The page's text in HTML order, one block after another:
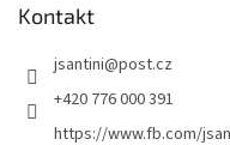
Kontakt
jsantini@post.cz
+420 776 000 391
https://www.fb.com/